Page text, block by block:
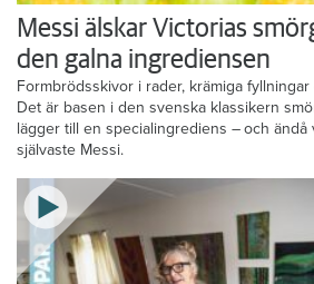
Messi älskar Victorias
den galna ingrediensen
Formbrödsskivor i rader, krämiga
Det är basen i den svenska klassikern
lägger till en specialingrediens – och
självaste Messi.